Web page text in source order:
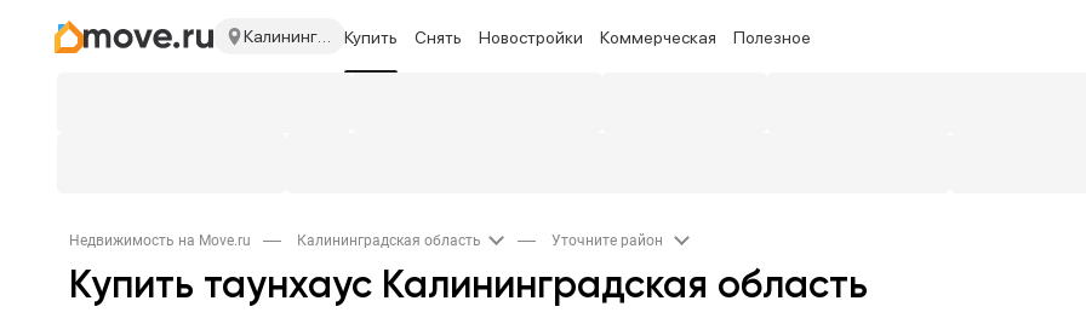
Калининградская область Купить Снять Новостройки Коммерческая Полезное
Недвижимость на Move.ru Калининградская область Уточните район
Купить таунхаус Калининградская область